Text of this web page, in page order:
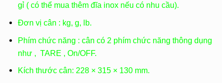
gỉ ( có thể mua thêm đĩa inox nếu có nhu cầu).
Đơn vị cân : kg, g, lb.
Phím chức năng : cân có 2 phím chức năng thông dụng
như , TARE , On/OFF.
Kích thước cân: 228 × 315 × 130 mm.